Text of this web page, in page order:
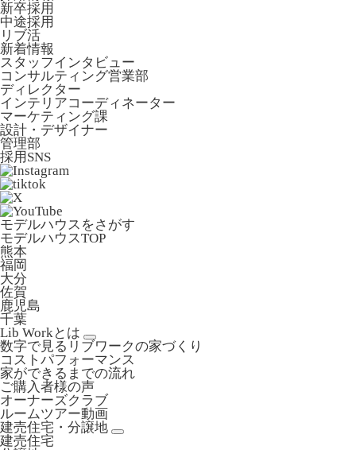
新卒採用
中途採用
リブ活
新着情報
スタッフインタビュー
コンサルティング営業部
ディレクター
インテリアコーディネーター
マーケティング課
設計・デザイナー
管理部
採用SNS
モデルハウスをさがす
モデルハウスTOP
熊本
福岡
大分
佐賀
鹿児島
千葉
Lib Workとは
数字で見るリブワークの家づくり
コストパフォーマンス
家ができるまでの流れ
ご購入者様の声
オーナーズクラブ
ルームツアー動画
建売住宅・分譲地
建売住宅